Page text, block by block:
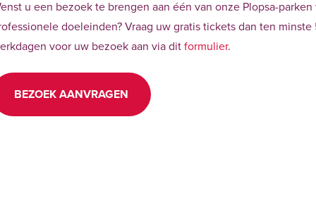
u een bezoek te brengen aan één van onze Plopsa-parken
doeleinden? Vraag uw gratis tickets dan ten minste
voor uw bezoek aan via ditformulier.
BEZOEK AANVRAGEN